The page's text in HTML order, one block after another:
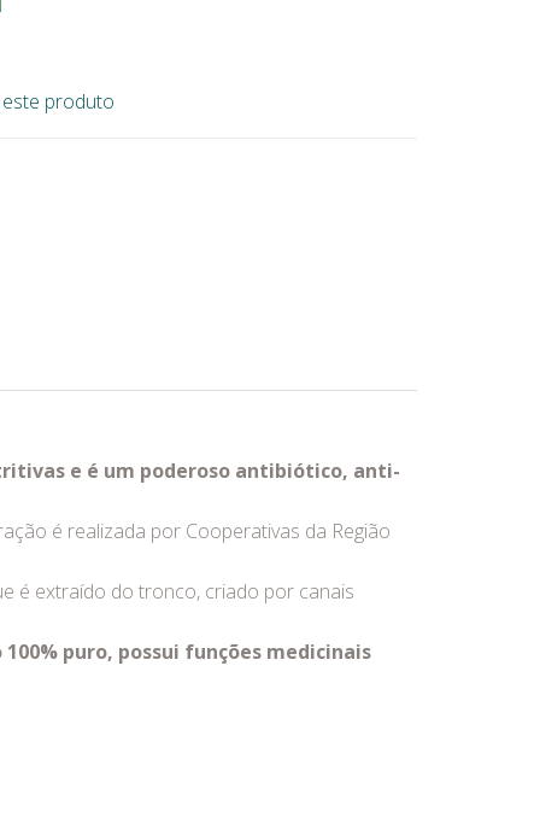
este produto
e é um poderoso antibiótico, anti-
é realizada por Cooperativas da Região
é extraído do tronco, criado por canais
puro, possui funções medicinais